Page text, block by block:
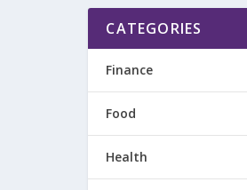
CATEGORIES
Finance
Food
Health